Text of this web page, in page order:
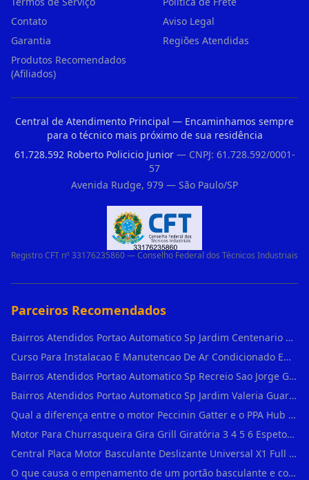
Contato
Aviso Legal
Garantia
Regiões Atendidas
Produtos Recomendados
(Afiliados)
Central de Atendimento Principal — Encaminhamos sempre
para o técnico mais próximo de sua residência
61.728.592 Roberto Policicio Junior— CNPJ: 61.728.592/0001-
57
Avenida Rudge, 979 — São Paulo/SP
Registro CFT nº 33176235860 — Conselho Federal dos Técnicos Industriais
Parceiros Recomendados
Bairros Atendidos Portao Automatico Sp Jardim Centenario Guarulhos Sp Motor Para Portao Automatico Eletronico
Curso Para Instalacao E Manutencao De Ar Condicionado Em Sao Paulo
Bairros Atendidos Portao Automatico Sp Recreio Sao Jorge Guarulhos Sp Motor Para Portao Automatico Eletronico
Bairros Atendidos Portao Automatico Sp Jardim Valeria Guarulhos Sp Motor Para Portao Automatico Eletronico
Qual a diferença entre o motor Peccinin Gatter e o PPA Hub em Vila Romana?
Motor Para Churrasqueira Gira Grill Giratória 3 4 5 6 Espetos Gme Maxtorque Bivo em Cidade Dutra
Central Placa Motor Basculante Deslizante Universal X1 Full Range 433mhz em Vila Prudente
O que causa o empenamento de um portão basculante e como evitar em Campo Belo?